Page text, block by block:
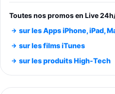
entraénement
trs/min) avec pre-
Smartphone
891,99€1199€Fnac
Smartphone
Toutes nos promos en Live
sur les Apps iPhone, iPad,
sur les films iTunes
sur les produits High-Tech